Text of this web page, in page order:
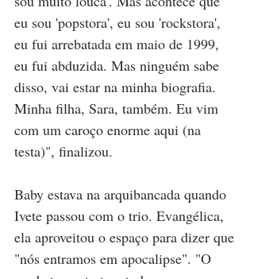
eu sou 'popstora', eu sou 'rockstora',
eu fui arrebatada em maio de 1999,
eu fui abduzida. Mas ninguém sabe
disso, vai estar na minha biografia.
Minha filha, Sara, também. Eu vim
com um caroço enorme aqui (na
testa)", finalizou.
Baby estava na arquibancada quando
Ivete passou com o trio. Evangélica,
ela aproveitou o espaço para dizer que
"nós entramos em apocalipse". "O